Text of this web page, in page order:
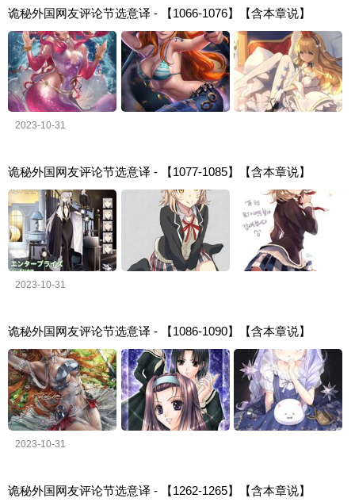
诡秘外国网友评论节选意译 - 【1066-1076】【含本章说】
2023-10-31
诡秘外国网友评论节选意译 - 【1077-1085】【含本章说】
2023-10-31
诡秘外国网友评论节选意译 - 【1086-1090】【含本章说】
2023-10-31
诡秘外国网友评论节选意译 - 【1262-1265】【含本章说】